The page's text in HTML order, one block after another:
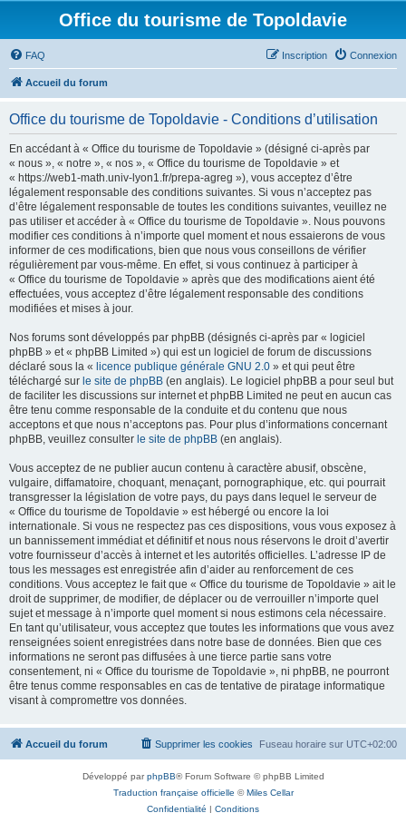
Office du tourisme de Topoldavie
FAQ Connexion
Inscription
Accueil du forum
Office du tourisme de Topoldavie - Conditions d’utilisation
En accédant à « Office du tourisme de Topoldavie » (désigné ci-après par
« nous », « notre », « nos », « Office du tourisme de Topoldavie » et
« https://web1-math.univ-lyon1.fr/prepa-agreg »), vous acceptez d’être
légalement responsable des conditions suivantes. Si vous n’acceptez pas
d’être légalement responsable de toutes les conditions suivantes, veuillez ne
pas utiliser et accéder à « Office du tourisme de Topoldavie ». Nous pouvons
modifier ces conditions à n’importe quel moment et nous essaierons de vous
informer de ces modifications, bien que nous vous conseillons de vérifier
régulièrement par vous-même. En effet, si vous continuez à participer à
« Office du tourisme de Topoldavie » après que des modifications aient été
effectuées, vous acceptez d’être légalement responsable des conditions
modifiées et mises à jour.
Nos forums sont développés par phpBB (désignés ci-après par « logiciel
phpBB » et « phpBB Limited ») qui est un logiciel de forum de discussions
déclaré sous la « licence publique générale GNU 2.0 » et qui peut être
téléchargé sur le site de phpBB (en anglais). Le logiciel phpBB a pour seul but
de faciliter les discussions sur internet et phpBB Limited ne peut en aucun cas
être tenu comme responsable de la conduite et du contenu que nous
acceptons et que nous n’acceptons pas. Pour plus d’informations concernant
phpBB, veuillez consulter le site de phpBB (en anglais).
Vous acceptez de ne publier aucun contenu à caractère abusif, obscène,
vulgaire, diffamatoire, choquant, menaçant, pornographique, etc. qui pourrait
transgresser la législation de votre pays, du pays dans lequel le serveur de
« Office du tourisme de Topoldavie » est hébergé ou encore la loi
internationale. Si vous ne respectez pas ces dispositions, vous vous exposez à
un bannissement immédiat et définitif et nous nous réservons le droit d’avertir
votre fournisseur d’accès à internet et les autorités officielles. L’adresse IP de
tous les messages est enregistrée afin d’aider au renforcement de ces
conditions. Vous acceptez le fait que « Office du tourisme de Topoldavie » ait le
droit de supprimer, de modifier, de déplacer ou de verrouiller n’importe quel
sujet et message à n’importe quel moment si nous estimons cela nécessaire.
En tant qu’utilisateur, vous acceptez que toutes les informations que vous avez
renseignées soient enregistrées dans notre base de données. Bien que ces
informations ne seront pas diffusées à une tierce partie sans votre
consentement, ni « Office du tourisme de Topoldavie », ni phpBB, ne pourront
être tenus comme responsables en cas de tentative de piratage informatique
visant à compromettre vos données.
Accueil du forum Fuseau horaire sur UTC+02:00
Supprimer les cookies
Développé parphpBB® Forum Software © phpBB Limited
Traduction française officielle ©Miles Cellar
Confidentialité | Conditions